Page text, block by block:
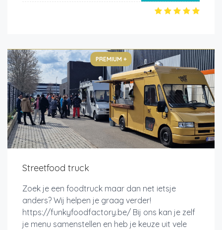
PREMIUM +
Streetfood truck
Zoek je een foodtruck maar dan net ietsje
anders? Wij helpen je graag verder!
https://funkyfoodfactory.be/ Bij ons kan je zelf
je menu samenstellen en heb je keuze uit vele